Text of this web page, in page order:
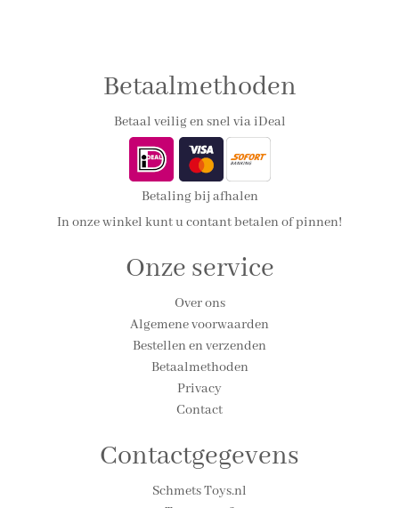
Betaalmethoden
Betaal veilig en snel via iDeal
Betaling bij afhalen
In onze winkel kunt u contant betalen of pinnen!
Onze service
Over ons
Algemene voorwaarden
Bestellen en verzenden
Betaalmethoden
Privacy
Contact
Contactgegevens
Schmets Toys.nl